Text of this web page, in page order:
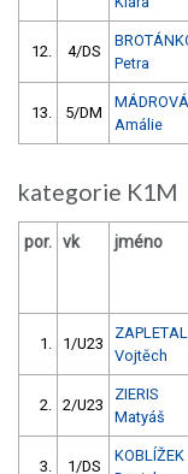
12. 4/DS
Petra
13. 5/DM
MÁDROVÁ
Amálie
kategorie K1M
por. vk jméno
1. 1/U23
ZAPLETAL
Vojtěch
2. 2/U23
ZIERIS
Matyáš
3. 1/DS
KOBLÍŽEK